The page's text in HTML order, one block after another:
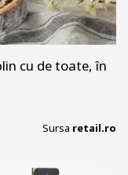
cu de toate, în
Sursa retail.ro